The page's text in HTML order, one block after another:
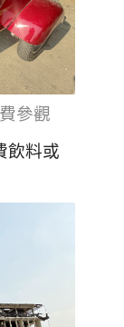
參觀
飲料或